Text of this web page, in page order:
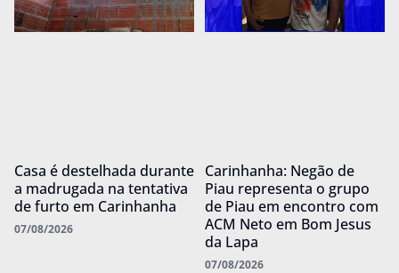
Casa é destelhada durante
a madrugada na tentativa
de furto em Carinhanha
07/08/2026
Carinhanha: Negão de
Piau representa o grupo
de Piau em encontro com
ACM Neto em Bom Jesus
da Lapa
07/08/2026